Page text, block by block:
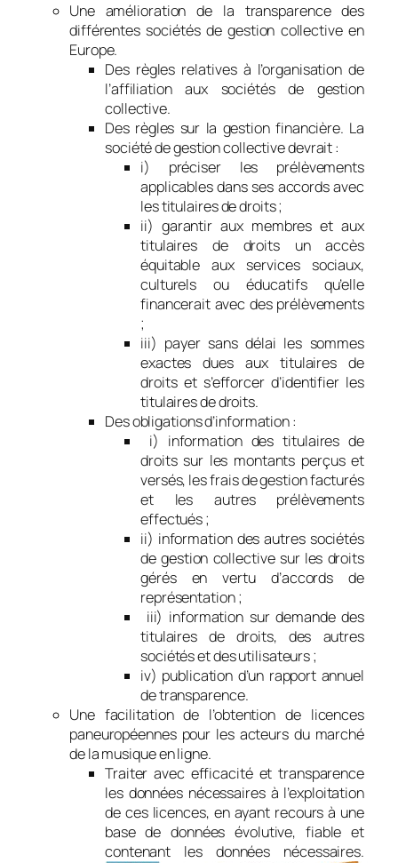
Une amélioration de la transparence des
différentes sociétés de gestion collective en
Europe.
Des règles relatives à l’organisation de
l’affiliation aux sociétés de gestion
collective.
Des règles sur la gestion financière. La
société de gestion collective devrait :
i) préciser les prélèvements
applicables dans ses accords avec
les titulaires de droits ;
ii) garantir aux membres et aux
titulaires de droits un accès
équitable aux services sociaux,
culturels ou éducatifs qu’elle
financerait avec des prélèvements
;
iii) payer sans délai les sommes
exactes dues aux titulaires de
droits et s’efforcer d’identifier les
titulaires de droits.
Des obligations d’information :
i) information des titulaires de
droits sur les montants perçus et
versés, les frais de gestion facturés
et les autres prélèvements
effectués ;
ii) information des autres sociétés
de gestion collective sur les droits
gérés en vertu d’accords de
représentation ;
iii) information sur demande des
titulaires de droits, des autres
sociétés et des utilisateurs ;
iv) publication d’un rapport annuel
de transparence.
Une facilitation de l’obtention de licences
paneuropéennes pour les acteurs du marché
de la musique en ligne.
Traiter avec efficacité et transparence
les données nécessaires à l’exploitation
de ces licences, en ayant recours à une
base de données évolutive, fiable et
contenant les données nécessaires.